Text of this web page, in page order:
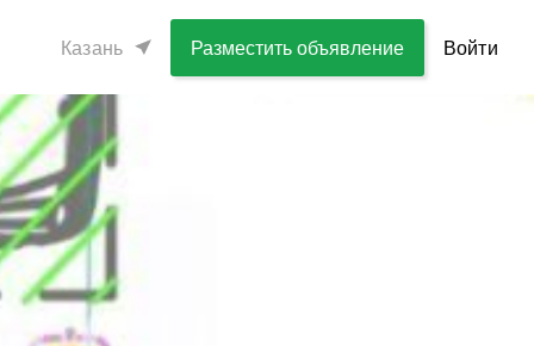
Казань Разместить объявление Войти